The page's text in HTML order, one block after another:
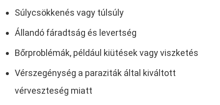
Súlycsökkenés vagy túlsúly
Állandó fáradtság és levertség
Bőrproblémák, például kiütések vagy viszketés
Vérszegénység a paraziták által kiváltott
vérveszteség miatt